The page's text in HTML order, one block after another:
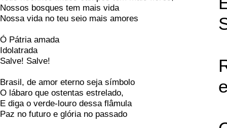
Nossos bosques tem mais vida
Nossa vida no teu seio mais amores
Ó Pátria amada
Idolatrada
Salve! Salve!
Brasil, de amor eterno seja símbolo
O lábaro que ostentas estrelado,
E diga o verde-louro dessa flâmula
Paz no futuro e glória no passado